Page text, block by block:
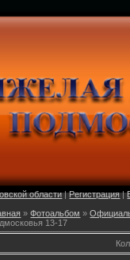
области|Регистрация|
»Фотоальбом »
13-17